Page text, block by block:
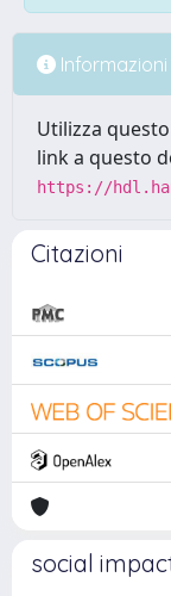
Informazioni
Utilizza
link a questo
https://
Citazioni
social